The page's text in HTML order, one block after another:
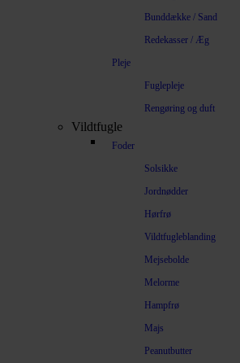
Bunddække / Sand
Redekasser / Æg
Pleje
Fuglepleje
Rengøring og duft
Vildtfugle
Foder
Solsikke
Jordnødder
Hørfrø
Vildtfugleblanding
Mejsebolde
Melorme
Hampfrø
Majs
Peanutbutter